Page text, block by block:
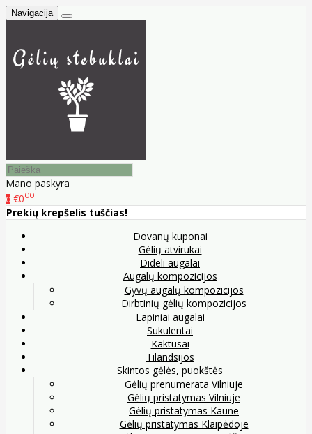
Navigacija
Mano paskyra
0 €000
Prekių krepšelis tuščias!
Dovanų kuponai
Gėlių atvirukai
Dideli augalai
Augalų kompozicijos
Gyvų augalų kompozicijos
Dirbtinių gėlių kompozicijos
Lapiniai augalai
Sukulentai
Kaktusai
Tilandsijos
Skintos gėlės, puokštės
Gėlių prenumerata Vilniuje
Gėlių pristatymas Vilniuje
Gėlių pristatymas Kaune
Gėlių pristatymas Klaipėdoje